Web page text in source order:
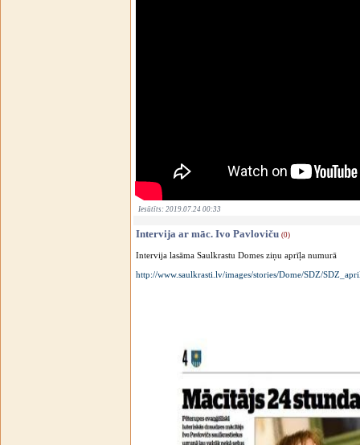
Iesūtīts: 2019.07.24 00:33
Intervija ar māc. Ivo Pavloviču (0)
Intervija lasāma Saulkrastu Domes ziņu aprīļa numurā
http://www.saulkrasti.lv/images/stories/Dome/SDZ/